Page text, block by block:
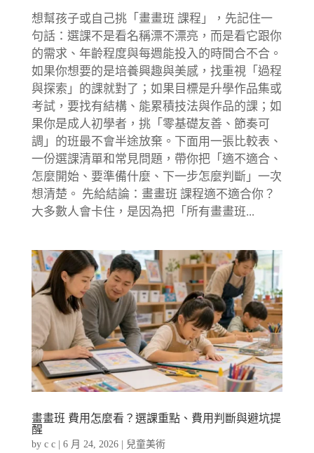
想幫孩子或自己挑「畫畫班 課程」，先記住一
句話：選課不是看名稱漂不漂亮，而是看它跟你
的需求、年齡程度與每週能投入的時間合不合。
如果你想要的是培養興趣與美感，找重視「過程
與探索」的課就對了；如果目標是升學作品集或
考試，要找有結構、能累積技法與作品的課；如
果你是成人初學者，挑「零基礎友善、節奏可
調」的班最不會半途放棄。下面用一張比較表、
一份選課清單和常見問題，帶你把「適不適合、
怎麼開始、要準備什麼、下一步怎麼判斷」一次
想清楚。 先給結論：畫畫班 課程適不適合你？
大多數人會卡住，是因為把「所有畫畫班...
畫畫班 費用怎麼看？選課重點、費用判斷與避坑提
醒
by c c| 6 月 24, 2026| 兒童美術